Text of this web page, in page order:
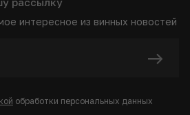
интересное из винных новостей
обработки персональных данных